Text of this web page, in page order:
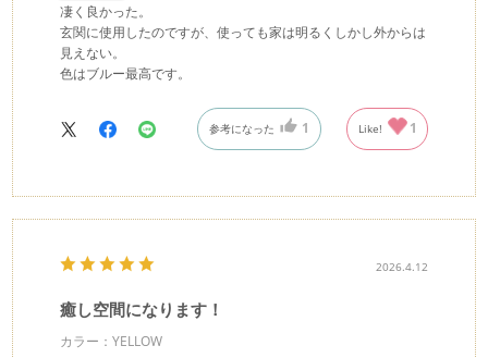
凄く良かった。
玄関に使用したのですが、使っても家は明るくしかし外からは
見えない。
色はブルー最高です。
参考になった 1 Like! 1
2026.4.12
癒し空間になります！
カラー：YELLOW